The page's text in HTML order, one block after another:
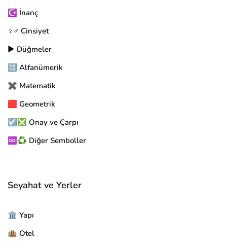
☪️ İnanç
♀️♂️ Cinsiyet
▶️ Düğmeler
🔠 Alfanümerik
✖️ Matematik
🟥 Geometrik
☑️❎ Onay ve Çarpı
♾️♻️ Diğer Semboller
Seyahat ve Yerler
🏛️ Yapı
🏨 Otel